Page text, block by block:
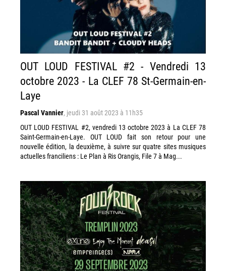
OUT LOUD FESTIVAL #2 - Vendredi 13
octobre 2023 - La CLEF 78 St-Germain-en-
Laye
Pascal Vannier, jeudi 31 août 2023 à 11h35
OUT LOUD FESTIVAL #2, vendredi 13 octobre 2023 à La CLEF 78
Saint-Germain-en-Laye. OUT LOUD fait son retour pour une
nouvelle édition, la deuxième, à suivre sur quatre sites musiques
actuelles franciliens : Le Plan à Ris Orangis, File 7 à Mag...